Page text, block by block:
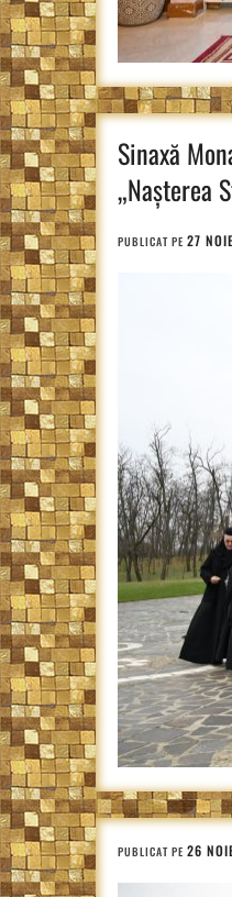
Sinaxă
„Nașterea
PUBLICAT PE 27
PUBLICAT PE 26